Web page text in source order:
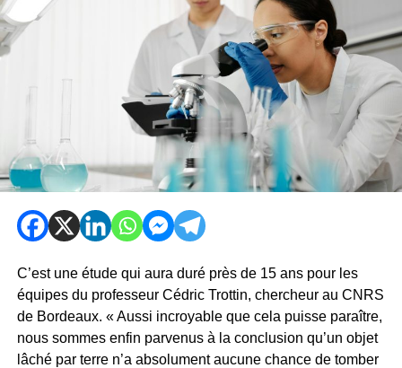
C’est une étude qui aura duré près de 15 ans pour les
équipes du professeur Cédric Trottin, chercheur au CNRS
de Bordeaux. « Aussi incroyable que cela puisse paraître,
nous sommes enfin parvenus à la conclusion qu’un objet
lâché par terre n’a absolument aucune chance de tomber